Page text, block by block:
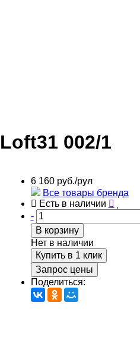
002/1
6 160 руб./рул
Все товары бренда
Есть в наличии
-
В корзину
Нет в наличии
Купить в 1 клик
Запрос цены
Поделиться: